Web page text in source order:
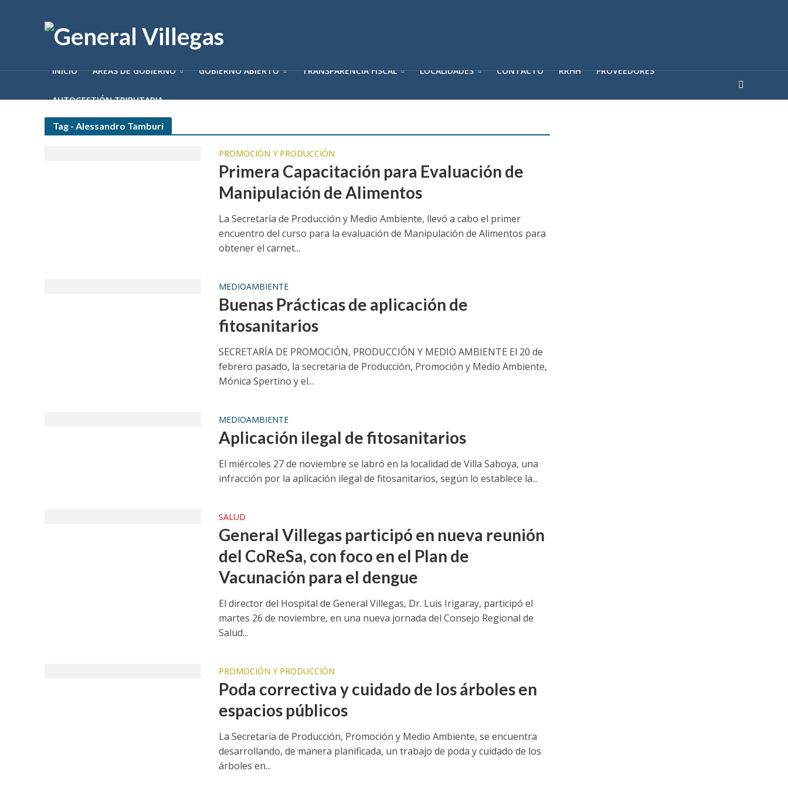
INICIO ÁREAS DE GOBIERNO GOBIERNO ABIERTO TRANSPARENCIA FISCAL LOCALIDADES CONTACTO RRHH PROVEEDORES
AUTOGESTIÓN TRIBUTARIA
Tag - Alessandro Tamburi
PROMOCIÓN Y PRODUCCIÓN
Primera Capacitación para Evaluación de
Manipulación de Alimentos
La Secretaría de Producción y Medio Ambiente, llevó a cabo el primer
encuentro del curso para la evaluación de Manipulación de Alimentos para
obtener el carnet...
MEDIOAMBIENTE
Buenas Prácticas de aplicación de
fitosanitarios
SECRETARÍA DE PROMOCIÓN, PRODUCCIÓN Y MEDIO AMBIENTE El 20 de
febrero pasado, la secretaria de Producción, Promoción y Medio Ambiente,
Mónica Spertino y el...
MEDIOAMBIENTE
Aplicación ilegal de fitosanitarios
El miércoles 27 de noviembre se labró en la localidad de Villa Saboya, una
infracción por la aplicación ilegal de fitosanitarios, según lo establece la...
SALUD
General Villegas participó en nueva reunión
del CoReSa, con foco en el Plan de
Vacunación para el dengue
El director del Hospital de General Villegas, Dr. Luis Irigaray, participó el
martes 26 de noviembre, en una nueva jornada del Consejo Regional de
Salud...
PROMOCIÓN Y PRODUCCIÓN
Poda correctiva y cuidado de los árboles en
espacios públicos
La Secretaría de Producción, Promoción y Medio Ambiente, se encuentra
desarrollando, de manera planificada, un trabajo de poda y cuidado de los
árboles en...